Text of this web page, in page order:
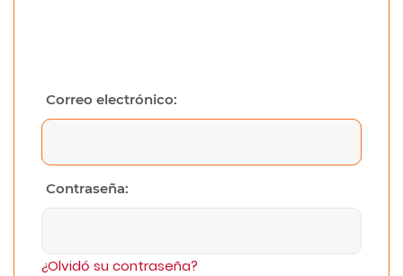
Correo electrónico:
Contraseña:
¿Olvidó su contraseña?